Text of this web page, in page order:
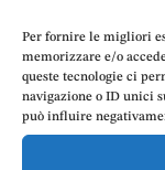
Per fornire le migliori
memorizzare e/o
queste tecnologie ci
navigazione o ID unici
può influire
E-mail